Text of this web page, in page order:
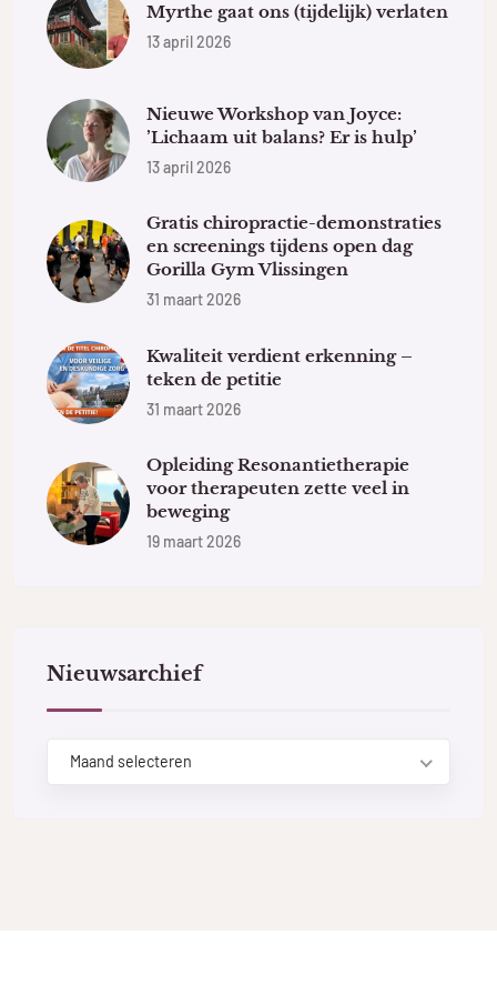
Myrthe gaat ons (tijdelijk) verlaten
13 april 2026
Nieuwe Workshop van Joyce:
’Lichaam uit balans? Er is hulp’
13 april 2026
Gratis chiropractie-demonstraties
en screenings tijdens open dag
Gorilla Gym Vlissingen
31 maart 2026
Kwaliteit verdient erkenning –
teken de petitie
31 maart 2026
Opleiding Resonantietherapie
voor therapeuten zette veel in
beweging
19 maart 2026
Nieuwsarchief
Maand selecteren